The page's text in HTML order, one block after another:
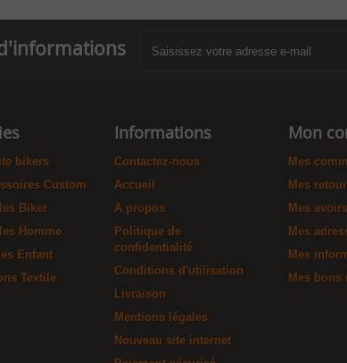
bikers
Custom
Biker
Homme
Enfant
Textile
Informations
Contactez-nous
Accueil
A propos
Politique de
confidentialité
Conditions d'utilisation
Livraison
Mentions légales
Nouveau site internet
Mon
Mes
Mes
Mes avoirs
Mes
Mes
Mes bons